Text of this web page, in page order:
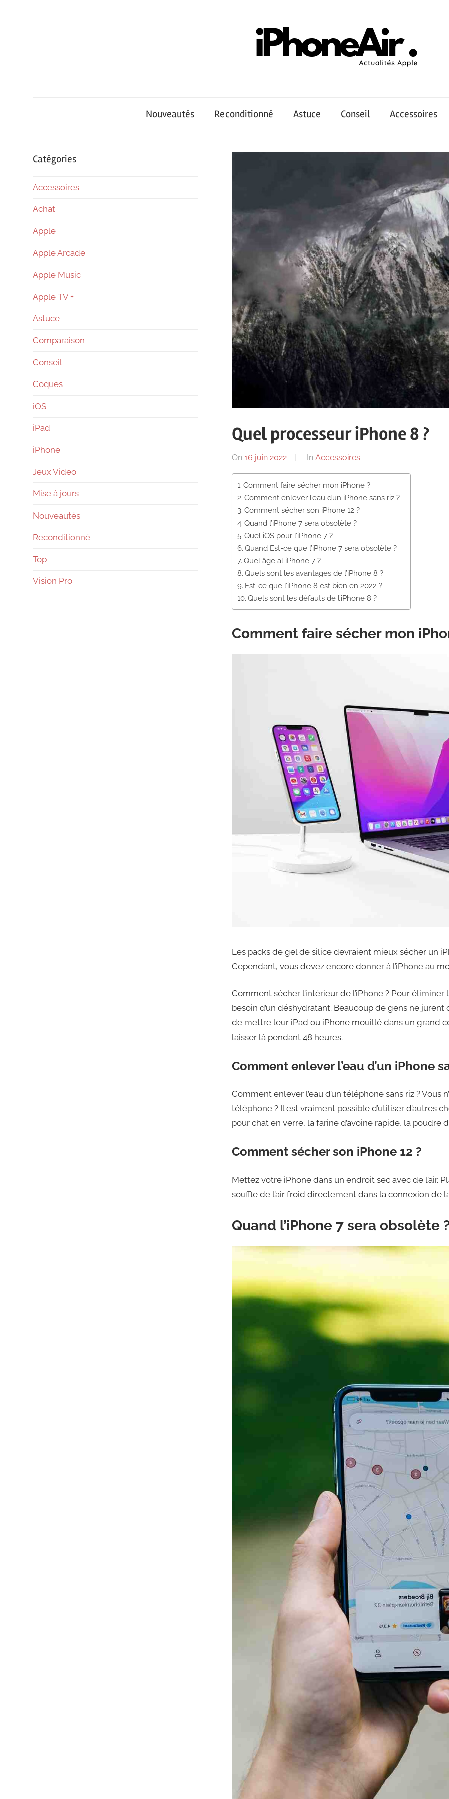
–
Achat
–
Reconditionné
–
News
Nouveautés Reconditionné Astuce Conseil Accessoires
Quel processeur iPhone 8 ?
On 16 juin 2022 By
In Accessoires
Comment faire sécher mon iPhone ?
Comment enlever l’eau d’un iPhone sans riz ?
Comment sécher son iPhone 12 ?
Quand l’iPhone 7 sera obsolète ?
Quel iOS pour l’iPhone 7 ?
Quand Est-ce que l’iPhone 7 sera obsolète ?
Quel âge al iPhone 7 ?
Quels sont les avantages de l’iPhone 8 ?
Est-ce que l’iPhone 8 est bien en 2022 ?
Quels sont les défauts de l’iPhone 8 ?
Comment faire sécher mon
Les packs de gel de silice devraient mieux sécher un
Cependant, vous devez encore donner à l’iPhone au
Comment sécher l’intérieur de l’iPhone ? Pour éliminer
besoin d’un déshydratant. Beaucoup de gens ne
de mettre leur iPad ou iPhone mouillé dans un grand
laisser là pendant 48 heures.
Comment enlever l’eau d’un iPhone
Comment enlever l’eau d’un téléphone sans riz ? Vous
téléphone ? Il est vraiment possible d’utiliser d’autres
pour chat en verre, la farine d’avoine rapide, la poudre
Comment sécher son iPhone 12 ?
Mettez votre iPhone dans un endroit sec avec de l’air.
souffle de l’air froid directement dans la connexion de
Quand l’iPhone 7 sera obsolète
Catégories
Accessoires
Achat
Apple
Apple Arcade
Apple Music
Apple TV +
Astuce
Comparaison
Conseil
Coques
iOS
iPad
iPhone
Jeux Video
Mise à jours
Nouveautés
Reconditionné
Top
Vision Pro